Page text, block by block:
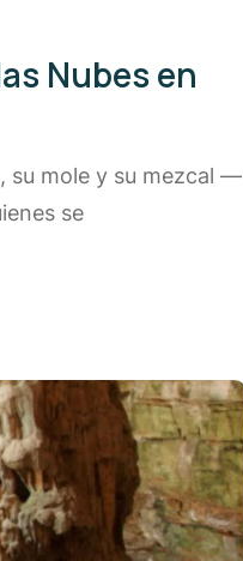
Nubes en
su mole y su mezcal —
se